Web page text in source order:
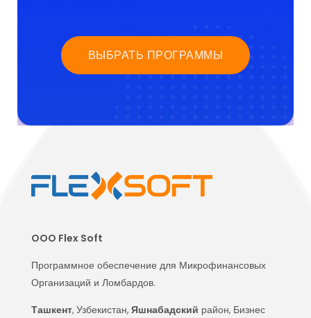
ВЫБРАТЬ ПРОГРАММЫ
OOO Flex Soft
Программное обеспечение для Микрофинансовых
Организаций и Ломбардов.
Ташкент, Узбекистан, Яшнабадский район, Бизнес